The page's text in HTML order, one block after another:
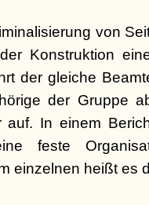
von
Konstruktion
der gleiche
der Gruppe
auf. In einem
feste
einzelnen heißt es